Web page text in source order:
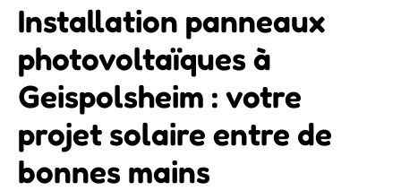
Installation panneaux
photovoltaïques à
Geispolsheim : votre
projet solaire entre de
bonnes mains